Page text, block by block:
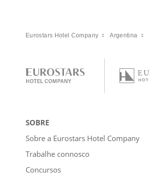
Eurostars Hotel Company Argentina
SOBRE
Sobre a Eurostars Hotel Company
Trabalhe connosco
Concursos